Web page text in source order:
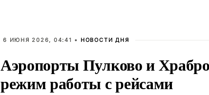
6 ИЮНЯ 2026, 04:41 • НОВОСТИ ДНЯ
Аэропорты Пулково и
режим работы с рейсами